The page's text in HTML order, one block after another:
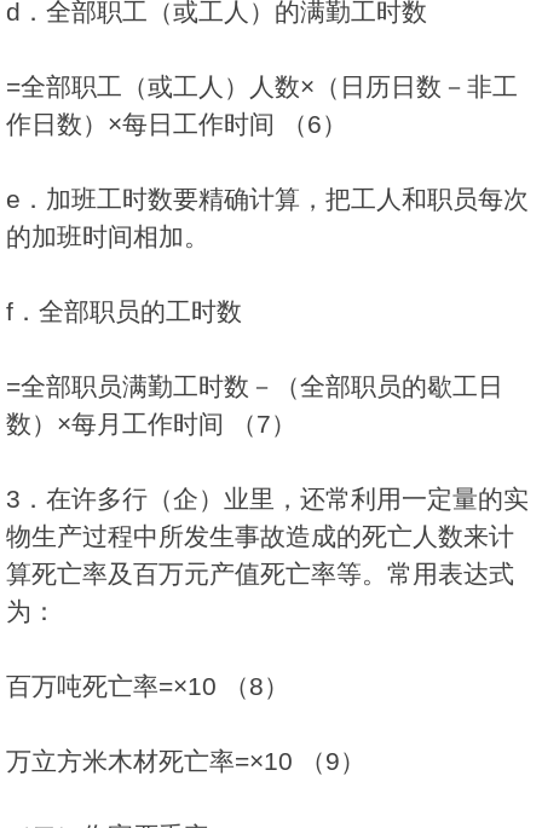
d．全部职工（或工人）的满勤工时数
=全部职工（或工人）人数×（日历日数－非工
作日数）×每日工作时间 （6）
e．加班工时数要精确计算，把工人和职员每次
的加班时间相加。
f．全部职员的工时数
=全部职员满勤工时数－（全部职员的歇工日
数）×每月工作时间 （7）
3．在许多行（企）业里，还常利用一定量的实
物生产过程中所发生事故造成的死亡人数来计
算死亡率及百万元产值死亡率等。常用表达式
为：
百万吨死亡率=×10 （8）
万立方米木材死亡率=×10 （9）